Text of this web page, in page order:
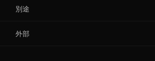
別途
外部